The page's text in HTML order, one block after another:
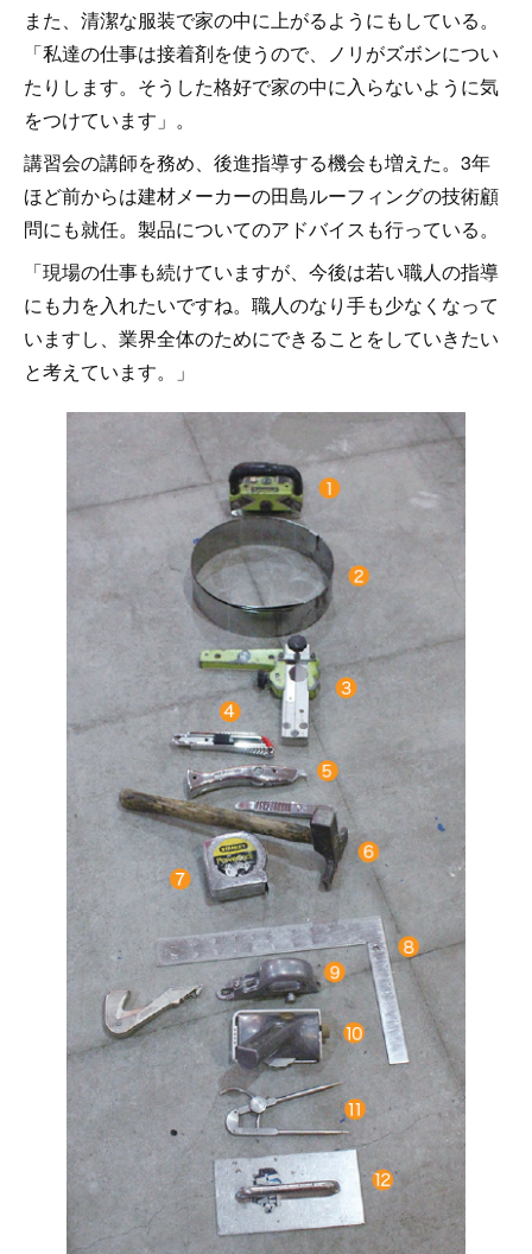
また、清潔な服装で家の中に上がるようにもしている。
「私達の仕事は接着剤を使うので、ノリがズボンについ
たりします。そうした格好で家の中に入らないように気
をつけています」。
講習会の講師を務め、後進指導する機会も増えた。3年
ほど前からは建材メーカーの田島ルーフィングの技術顧
問にも就任。製品についてのアドバイスも行っている。
「現場の仕事も続けていますが、今後は若い職人の指導
にも力を入れたいですね。職人のなり手も少なくなって
いますし、業界全体のためにできることをしていきたい
と考えています。」